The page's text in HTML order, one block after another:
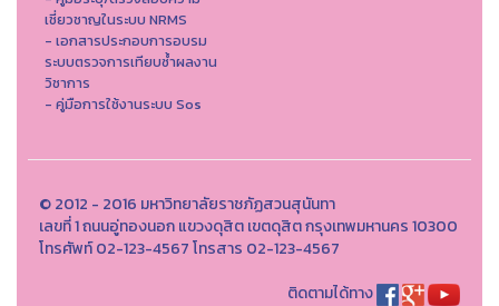
เชี่ยวชาญในระบบ NRMS
- เอกสารประกอบการอบรม
ระบบตรวจการเทียบซ้ำผลงาน
วิชาการ
- คู่มือการใช้งานระบบ Sos
© 2012 - 2016 มหาวิทยาลัยราชภัฏสวนสุนันทา
เลขที่ 1 ถนนอู่ทองนอก แขวงดุสิต เขตดุสิต กรุงเทพมหานคร 10300
โทรศัพท์ 02-123-4567 โทรสาร 02-123-4567
ติดตามได้ทาง